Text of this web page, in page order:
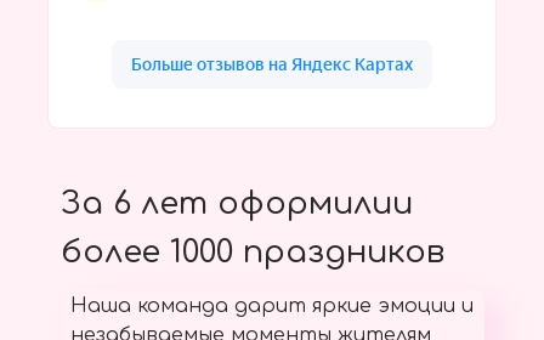
За 6 лет оформилии
более 1000 праздников
Наша команда дарит яркие эмоции и
незабываемые моменты жителям